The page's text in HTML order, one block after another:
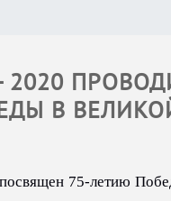
В
75-летию